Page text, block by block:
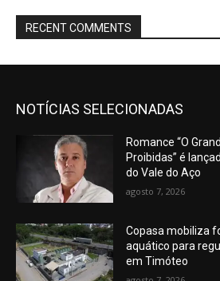
RECENT COMMENTS
NOTÍCIAS SELECIONADAS
Romance “O
Proibidas” é
do Vale do Aço
agosto 7, 2026
Copasa mobiliza
aquático para
em Timóteo